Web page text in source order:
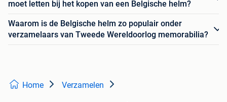
moet letten bij het kopen van een Belgische helm?
Waarom is de Belgische helm zo populair onder
verzamelaars van Tweede Wereldoorlog memorabilia?
Home Verzamelen